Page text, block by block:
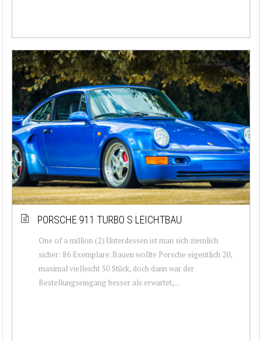
PORSCHE 911 TURBO S LEICHTBAU
One of a million (2) Unterdessen ist man sich ziemlich
sicher: 86 Exemplare. Bauen wollte Porsche eigentlich 20,
maximal vielleicht 50 Stück, doch dann war der
Bestellungseingang besser als erwartet,...